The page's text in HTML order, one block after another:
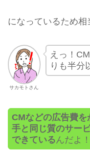
になっているため相
サカモトさん
えっ！
りも半分
CMなどの広告費を
手と同じ質のサー
できているんだよ！